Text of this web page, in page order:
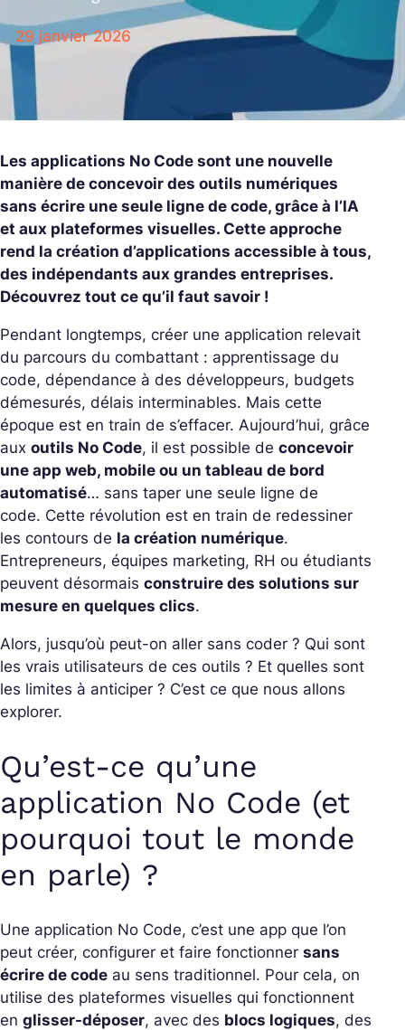
29 janvier 2026
Les applications No Code sont une nouvelle
manière de concevoir des outils numériques
sans écrire une seule ligne de code, grâce à l’IA
et aux plateformes visuelles. Cette approche
rend la création d’applications accessible à tous,
des indépendants aux grandes entreprises.
Découvrez tout ce qu’il faut savoir !
Pendant longtemps, créer une application relevait
du parcours du combattant : apprentissage du
code, dépendance à des développeurs, budgets
démesurés, délais interminables. Mais cette
époque est en train de s’effacer. Aujourd’hui, grâce
aux outils No Code, il est possible de concevoir
une app web, mobile ou un tableau de bord
automatisé… sans taper une seule ligne de
code. Cette révolution est en train de redessiner
les contours de la création numérique.
Entrepreneurs, équipes marketing, RH ou étudiants
peuvent désormais construire des solutions sur
mesure en quelques clics.
Alors, jusqu’où peut-on aller sans coder ? Qui sont
les vrais utilisateurs de ces outils ? Et quelles sont
les limites à anticiper ? C’est ce que nous allons
explorer.
Qu’est-ce qu’une
application No Code (et
pourquoi tout le monde
en parle) ?
Une application No Code, c’est une app que l’on
peut créer, configurer et faire fonctionner sans
écrire de code au sens traditionnel. Pour cela, on
utilise des plateformes visuelles qui fonctionnent
en glisser-déposer, avec des blocs logiques, des